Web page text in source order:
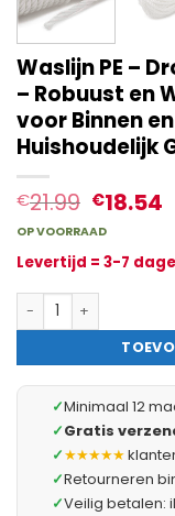
Waslijn PE –
– Robuust en
voor Binnen
Huishoudelijk
€21.99 €18.54
OP VOORRAAD
Levertijd = 3-7
Waslijn PE –
✓Minimaal 12
✓Gratis
✓★★★★★
✓Retourneren
✓Veilig betalen: